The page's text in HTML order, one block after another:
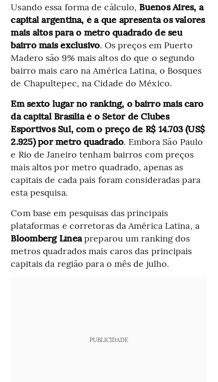
Usando essa forma de cálculo, Buenos Aires, a
capital argentina, é a que apresenta os valores
mais altos para o metro quadrado de seu
bairro mais exclusivo. Os preços em Puerto
Madero são 9% mais altos do que o segundo
bairro mais caro na América Latina, o Bosques
de Chapultepec, na Cidade do México.
Em sexto lugar no ranking, o bairro mais caro
da capital Brasília é o Setor de Clubes
Esportivos Sul, com o preço de R$ 14.703 (US$
2.925) por metro quadrado. Embora São Paulo
e Rio de Janeiro tenham bairros com preços
mais altos por metro quadrado, apenas as
capitais de cada país foram consideradas para
esta pesquisa.
Com base em pesquisas das principais
plataformas e corretoras da América Latina, a
Bloomberg Líneapreparou um ranking dos
metros quadrados mais caros das principais
capitais da região para o mês de julho.
PUBLICIDADE